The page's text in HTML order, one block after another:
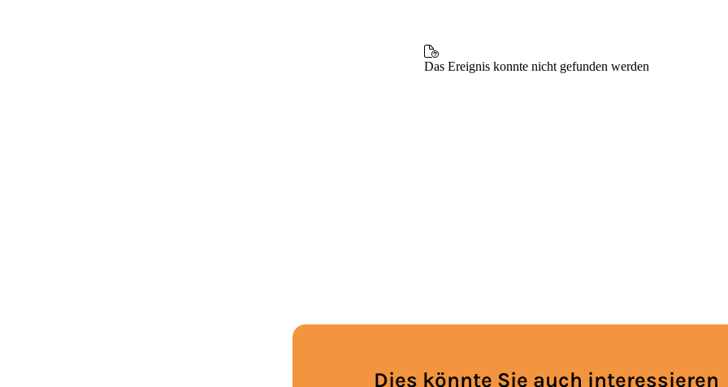
Dies könnte Sie auch interessieren